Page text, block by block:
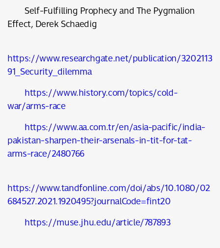
Self-Fulfilling Prophecy and The Pygmalion
Effect, Derek Schaedig
https://www.researchgate.net/publication/3202113
91_Security_dilemma
https://www.history.com/topics/cold-
war/arms-race
https://www.aa.com.tr/en/asia-pacific/india-
pakistan-sharpen-their-arsenals-in-tit-for-tat-
arms-race/2480766
https://www.tandfonline.com/doi/abs/10.1080/02
684527.2021.1920495?journalCode=fint20
https://muse.jhu.edu/article/787893